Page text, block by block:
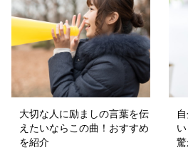
大切な人に励ましの言葉を伝
えたいならこの曲！おすすめ
を紹介